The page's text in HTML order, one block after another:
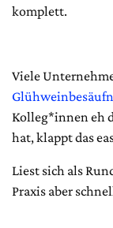
komplett.
Viele
Kolleg*innen eh
hat, klappt das
Liest sich als
Praxis aber